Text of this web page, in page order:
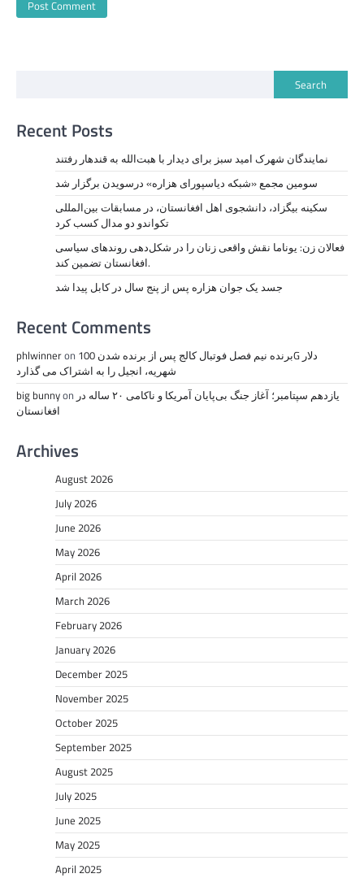
Search
Recent Posts
نمايندگان شهرک امید سبز برای دیدار با هبت‌الله به قندهار رفتند
سومین مجمع «شبکه دیاسپورای هزاره» درسویدن برگزار شد
سکینه بیگزاد، دانشجوی اهل افغانستان، در مسابقات بین‌المللی
تکواندو دو مدال کسب کرد
فعالان زن: یوناما نقش واقعی زنان را در شکل‌دهی روندهای سیاسی
افغانستان تضمین کند.
جسد یک جوان هزاره پس از پنج سال در کابل پیدا شد
Recent Comments
phlwinneron برنده نیم فصل فوتبال کالج پس از برنده شدن 100G دلار
شهریه، انجیل را به اشتراک می گذارد
big bunnyon یازدهم سپتامبر؛ آغاز جنگ بی‌پایان آمریکا و ناکامی ۲۰ ساله در
افغانستان
Archives
August 2026
July 2026
June 2026
May 2026
April 2026
March 2026
February 2026
January 2026
December 2025
November 2025
October 2025
September 2025
August 2025
July 2025
June 2025
May 2025
April 2025